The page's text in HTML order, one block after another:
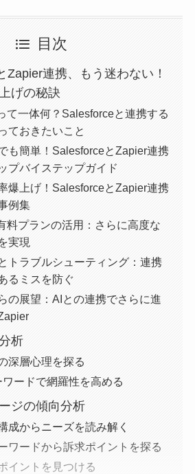
目次
Zapier連携、もう迷わない！
げの秘訣
て一体何？Salesforceと連携する
ておきたいこと
も簡単！SalesforceとZapier連携
プバイステップガイド
爆上げ！SalesforceとZapier連携
例集
料プランの活用：さらに高度な
実現
トラブルシューティング：連携
るミスを防ぐ
の展望：AIとの連携でさらに進
析
深層心理を探る
ワードで網羅性を高める
ジの傾向分析
成からニーズを読み解く
ワードから訴求ポイントを探る
イントを見つける